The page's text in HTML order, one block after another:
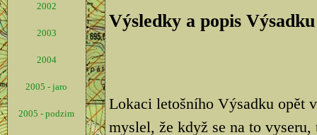
2002
2003
2004
2005 - jaro
2005 - podzim
Výsledky a popis Výsadku
Lokaci letošního Výsadku opět
myslel, že když se na to